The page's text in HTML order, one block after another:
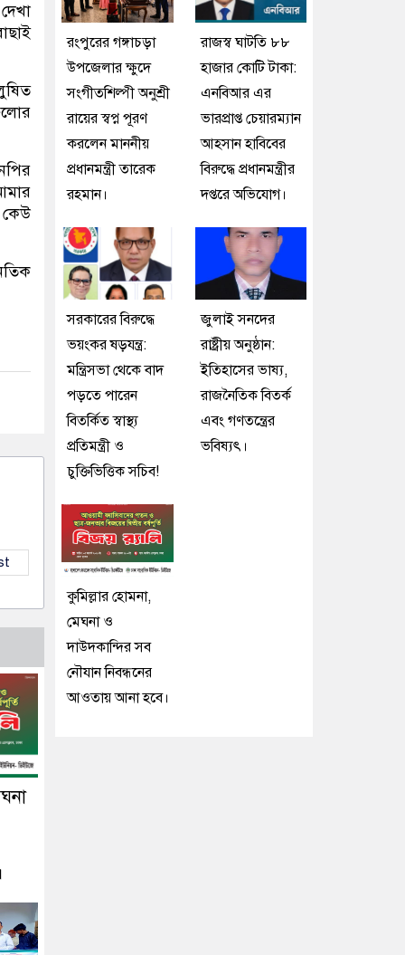
কেউ
রংপুরের গঙ্গাচড়া
উপজেলার ক্ষুদে
সংগীতশিল্পী অনুশ্রী
রায়ের স্বপ্ন পূরণ
করলেন মাননীয়
প্রধানমন্ত্রী তারেক
রহমান।
রাজস্ব ঘাটতি ৮৮
হাজার কোটি টাকা:
এনবিআর এর
ভারপ্রাপ্ত চেয়ারম্যান
আহসান হাবিবের
বিরুদ্ধে প্রধানমন্ত্রীর
দপ্তরে অভিযোগ।
সরকারের বিরুদ্ধে
ভয়ংকর ষড়যন্ত্র:
মন্ত্রিসভা থেকে বাদ
পড়তে পারেন
বিতর্কিত স্বাস্থ্য
প্রতিমন্ত্রী ও
চুক্তিভিত্তিক সচিব!
জুলাই সনদের
রাষ্ট্রীয় অনুষ্ঠান:
ইতিহাসের ভাষ্য,
রাজনৈতিক বিতর্ক
এবং গণতন্ত্রের
ভবিষ্যৎ।
কুমিল্লার হোমনা,
মেঘনা ও
দাউদকান্দির সব
নৌযান নিবন্ধনের
আওতায় আনা হবে।